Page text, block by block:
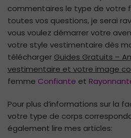
commentaires le type de votre
toutes vos questions, je serai
vous voulez démarrer votre
votre style vestimentaire dès
télécharger Guides Gratuits –
vestimentaire et votre image
femme Confiante et
Pour plus d’informations sur la
votre type de corps
également lire mes articles: